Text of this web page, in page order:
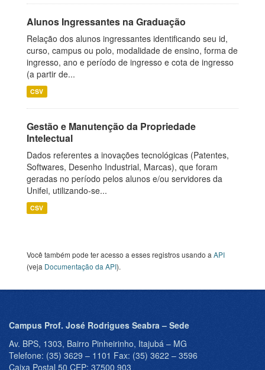
Alunos Ingressantes na Graduação
Relação dos alunos ingressantes identificando seu id,
curso, campus ou polo, modalidade de ensino, forma de
ingresso, ano e período de ingresso e cota de ingresso
(a partir de...
CSV
Gestão e Manutenção da Propriedade
Intelectual
Dados referentes a inovações tecnológicas (Patentes,
Softwares, Desenho Industrial, Marcas), que foram
geradas no período pelos alunos e/ou servidores da
Unifei, utilizando-se...
CSV
Você também pode ter acesso a esses registros usando a API
(veja Documentação da API).
Campus Prof. José Rodrigues Seabra – Sede
Av. BPS, 1303, Bairro Pinheirinho, Itajubá – MG
Telefone: (35) 3629 – 1101 Fax: (35) 3622 – 3596
Caixa Postal 50 CEP: 37500 903